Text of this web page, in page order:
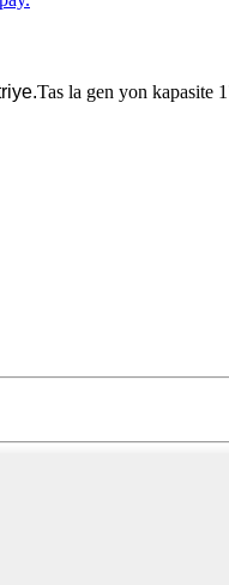
Tas la gen yon kapasite